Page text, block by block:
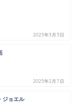
2025年3月5日
2025年2月7日
ジョエル